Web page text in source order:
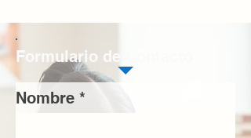
Formulario de Contacto
Nombre